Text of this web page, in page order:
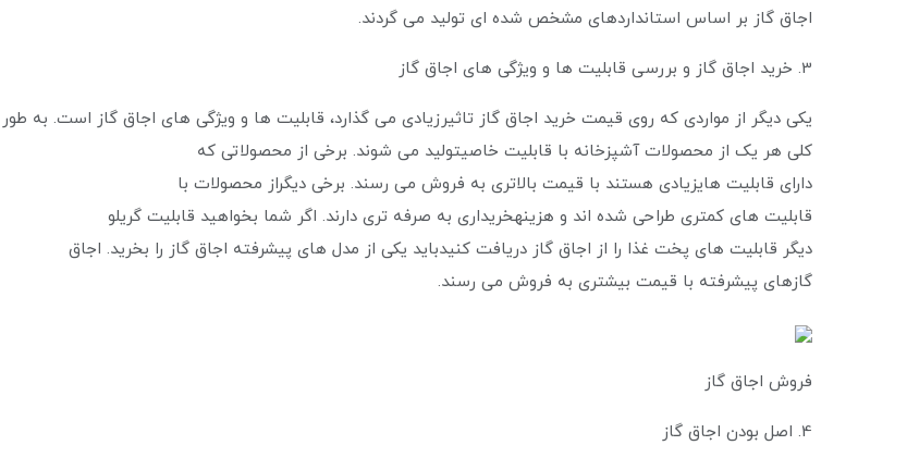
اجاق گاز بر اساس استانداردهای مشخص شده ‌ای تولید می ‌گردند.
3. خرید اجاق گاز و بررسی قابلیت ها و ویژگی های اجاق گاز
یکی دیگر از مواردی که روی قیمت خرید اجاق گاز تاثیرزیادی می‌ گذارد، قابلیت ‌ها و ویژگی‌ های اجاق گاز است. به طور
کلی هر یک از محصولات آشپزخانه با قابلیت خاصیتولید می ‌شوند. برخی از محصولاتی که
دارای قابلیت ‌هایزیادی هستند با قیمت بالاتری به فروش می‌ رسند. برخی دیگراز محصولات با
قابلیت ‌های کمتری طراحی شده‌ اند و هزینهخریداری به صرفه ‌تری دارند. اگر شما بخواهید قابلیت گریلو
دیگر قابلیت‌ های پخت غذا را از اجاق گاز دریافت کنیدباید یکی از مدل ‌های پیشرفته اجاق گاز را بخرید. اجاق
گازهای پیشرفته با قیمت بیشتری به فروش می ‌رسند.
فروش اجاق گاز
4. اصل بودن اجاق گاز